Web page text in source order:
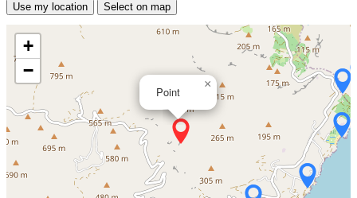
Use my location Select on map
Point
×
+
−